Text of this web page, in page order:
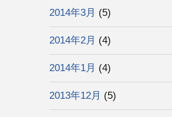
2014年3月 (5)
2014年2月 (4)
2014年1月 (4)
2013年12月 (5)